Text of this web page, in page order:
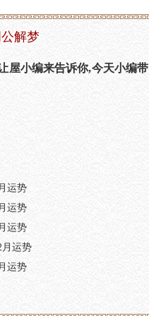
解梦
屋小编来告诉你,今天小编带
运势
运势
运势
月运势
运势